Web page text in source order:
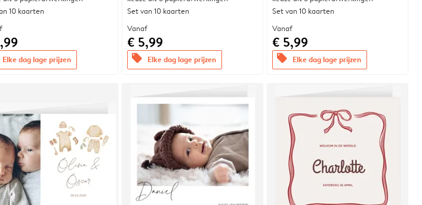
10 kaarten
Elke dag lage prijzen
Set van 10 kaarten
Vanaf
€ 5,99
offers Elke dag lage prijzen
Set van 10 kaarten
Vanaf
€ 5,99
offers Elke dag lage prijzen